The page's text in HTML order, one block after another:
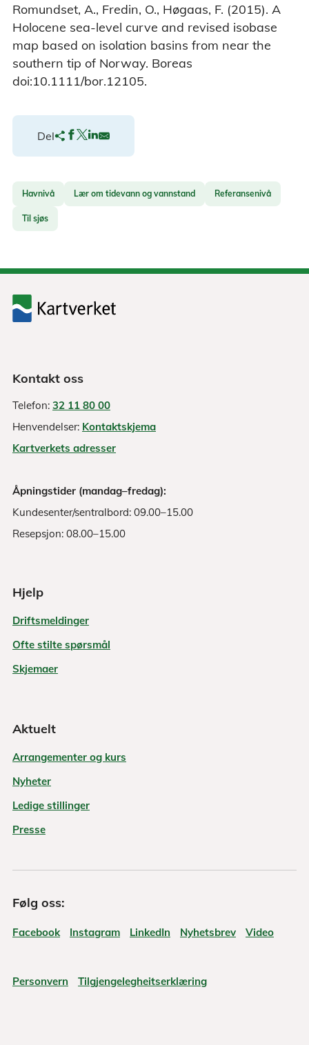
Romundset, A., Fredin, O., Høgaas, F. (2015). A
Holocene sea-level curve and revised isobase
map based on isolation basins from near the
southern tip of Norway. Boreas
doi:10.1111/bor.12105.
Del
Havnivå Lær om tidevann og vannstand Referansenivå
Til sjøs
Kontakt oss
Telefon: 32 11 80 00
Henvendelser: Kontaktskjema
Kartverkets adresser
Åpningstider (mandag–fredag):
Kundesenter/sentralbord: 09.00–15.00
Resepsjon: 08.00–15.00
Hjelp
Driftsmeldinger
Ofte stilte spørsmål
Skjemaer
Aktuelt
Arrangementer og kurs
Nyheter
Ledige stillinger
Presse
Følg oss:
Facebook Instagram LinkedIn Nyhetsbrev Video
Personvern Tilgjengelegheitserklæring